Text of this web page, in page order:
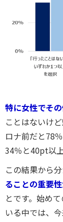
特に女性でそ
ことはないけ
ロナ前だと78
34％と40pt以
この結果から
ることの重要
とです。始め
いる中では、